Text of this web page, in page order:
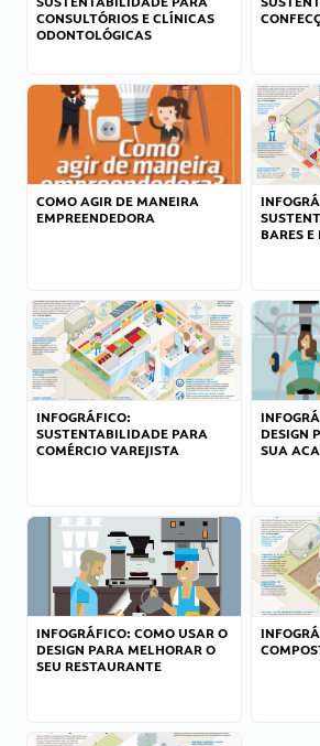
CONSULTÓRIOS E CLÍNICAS
ODONTOLÓGICAS
COMO AGIR DE MANEIRA
EMPREENDEDORA
BARES
INFOGRÁFICO:
SUSTENTABILIDADE PARA
COMÉRCIO VAREJISTA
DESIGN
SUA
INFOGRÁFICO: COMO USAR O
DESIGN PARA MELHORAR O
SEU RESTAURANTE